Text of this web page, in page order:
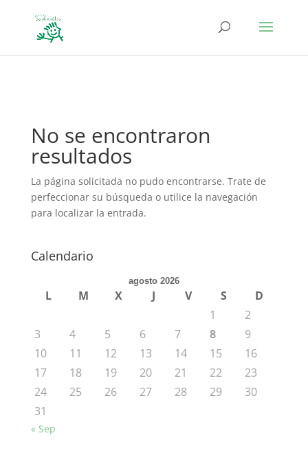
No se encontraron
resultados
La página solicitada no pudo encontrarse. Trate de
perfeccionar su búsqueda o utilice la navegación
para localizar la entrada.
Calendario
agosto 2026
L M X J V S
D
1
2
3
4 5 6 7 8
9
10
11 12 13 14 15
16
17
18 19 20 21 22
23
24
25 26 27 28 29
30
31
« Sep